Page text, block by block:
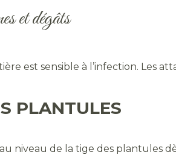
et dégâts
est sensible à l’infection. Les
PLANTULES
au niveau de la tige des plantules